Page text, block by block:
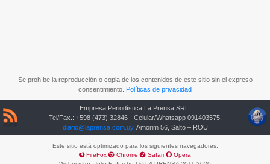
Se prohíbe la reproducción o copia de los contenidos de este sitio sin el expreso
consentimiento. Políticas de privacidad
Empresa Periodística La Prensa SRL.
Tel/Fax.: +598 (473) 32846 - Celular/Whatsapp 091403575.
diario@laprensa.com.uy. Amorim 56, Salto – ROU
Este sitio está optimizado para los siguientes navegadores:
FireFox
Chrome Safari
Opera